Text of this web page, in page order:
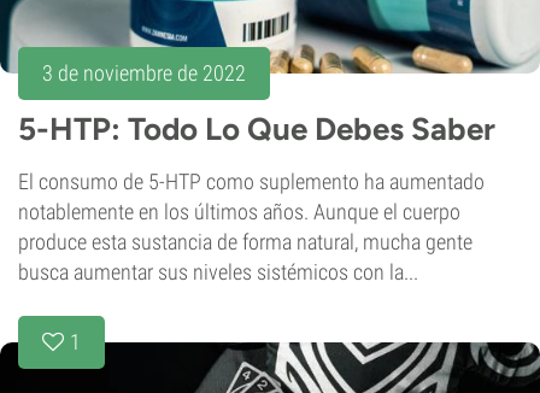
3 de noviembre de 2022
5-HTP: Todo Lo Que Debes Saber
El consumo de 5-HTP como suplemento ha aumentado
notablemente en los últimos años. Aunque el cuerpo
produce esta sustancia de forma natural, mucha gente
busca aumentar sus niveles sistémicos con la...
1